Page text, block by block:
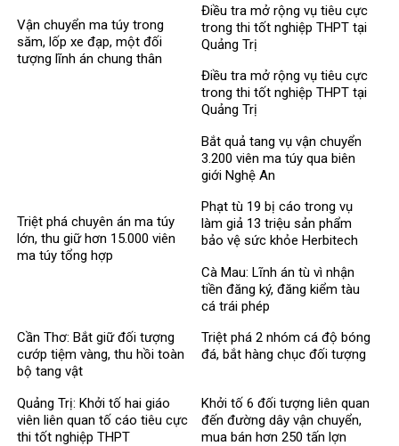
Vận chuyển ma túy trong
săm, lốp xe đạp, một đối
tượng lĩnh án chung thân
Điều tra mở rộng vụ tiêu cực
trong thi tốt nghiệp THPT tại
Quảng Trị
Điều tra mở rộng vụ tiêu cực
trong thi tốt nghiệp THPT tại
Quảng Trị
Triệt phá chuyên án ma túy
lớn, thu giữ hơn 15.000 viên
ma túy tổng hợp
Bắt quả tang vụ vận chuyển
3.200 viên ma túy qua biên
giới Nghệ An
Phạt tù 19 bị cáo trong vụ
làm giả 13 triệu sản phẩm
bảo vệ sức khỏe Herbitech
Cà Mau: Lĩnh án tù vì nhận
tiền đăng ký, đăng kiểm tàu
cá trái phép
Cần Thơ: Bắt giữ đối tượng
cướp tiệm vàng, thu hồi toàn
bộ tang vật
Triệt phá 2 nhóm cá độ bóng
đá, bắt hàng chục đối tượng
Quảng Trị: Khởi tố hai giáo
viên liên quan tố cáo tiêu cực
thi tốt nghiệp THPT
Khởi tố 6 đối tượng liên quan
đến đường dây vận chuyển,
mua bán hơn 250 tấn lợn